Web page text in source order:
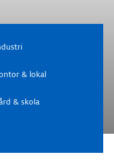
& lokal
& skola